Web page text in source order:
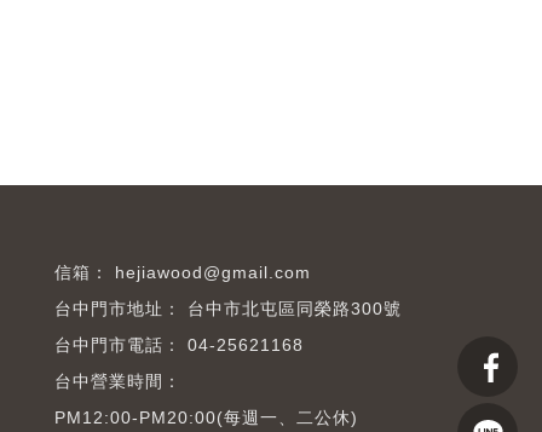
hejiawood@gmail.com
台中市北屯區同榮路300號
04-25621168
台中營業時間：
PM12:00-PM20:00(每週一、二公休)